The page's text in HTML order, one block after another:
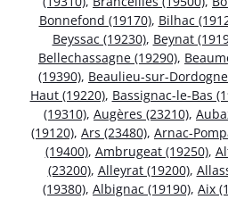
Bonnefond (19170), Bilhac
Beyssac (19230), Beynat
Bellechassagne (19290),
(19390), Beaulieu-sur-
Haut (19220), Bassignac-le-Bas
(19310), Augères (23210),
(19120), Ars (23480), Arnac-
(19400), Ambrugeat (19250),
(23200), Alleyrat (19200),
(19380), Albignac (19190), Aix